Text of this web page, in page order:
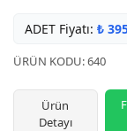
ADET Fiyatı: ₺
ÜRÜN KODU: 640
Ürün
Detayı